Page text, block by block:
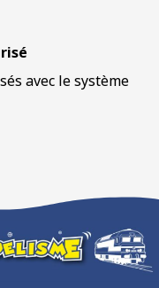
avec le système